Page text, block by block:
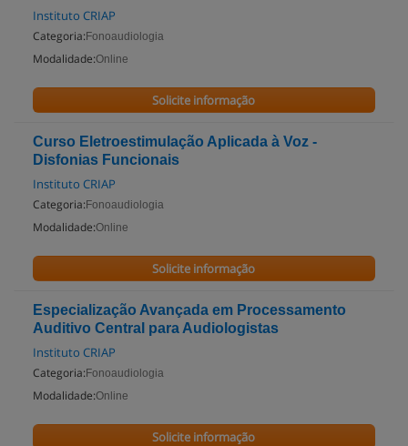
Instituto CRIAP
Categoria: Fonoaudiologia
Modalidade:Online
Solicite informação
Curso Eletroestimulação Aplicada à Voz -
Disfonias Funcionais
Instituto CRIAP
Categoria: Fonoaudiologia
Modalidade:Online
Solicite informação
Especialização Avançada em Processamento
Auditivo Central para Audiologistas
Instituto CRIAP
Categoria: Fonoaudiologia
Modalidade:Online
Solicite informação